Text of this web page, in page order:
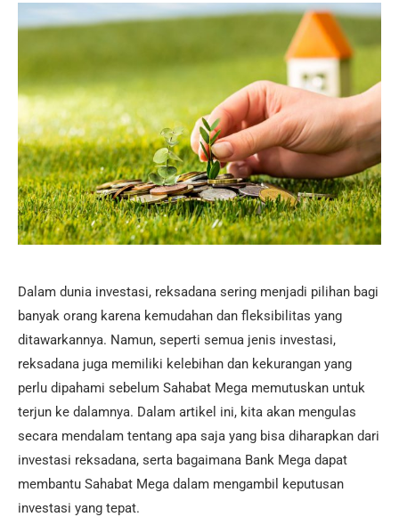
Dalam dunia investasi, reksadana sering menjadi pilihan bagi
banyak orang karena kemudahan dan fleksibilitas yang
ditawarkannya. Namun, seperti semua jenis investasi,
reksadana juga memiliki kelebihan dan kekurangan yang
perlu dipahami sebelum Sahabat Mega memutuskan untuk
terjun ke dalamnya. Dalam artikel ini, kita akan mengulas
secara mendalam tentang apa saja yang bisa diharapkan dari
investasi reksadana, serta bagaimana Bank Mega dapat
membantu Sahabat Mega dalam mengambil keputusan
investasi yang tepat.